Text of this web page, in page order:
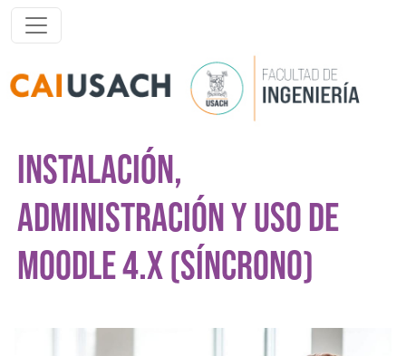
Pasar al contenido principal
INSTALACIÓN,
ADMINISTRACIÓN Y USO DE
MOODLE 4.X (SÍNCRONO)